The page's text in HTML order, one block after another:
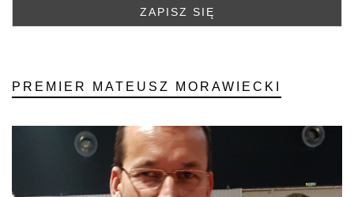
PREMIER MATEUSZ MORAWIECKI